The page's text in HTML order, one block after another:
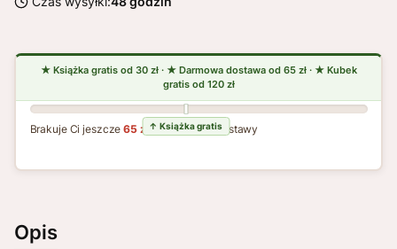
Brakuje Ci jeszcze65 zł do darmowej dostawy
Opis